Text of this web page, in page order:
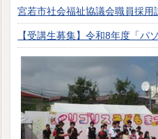
宮若市社会福祉協議会職員採用
【受講生募集】令和8年度「パ